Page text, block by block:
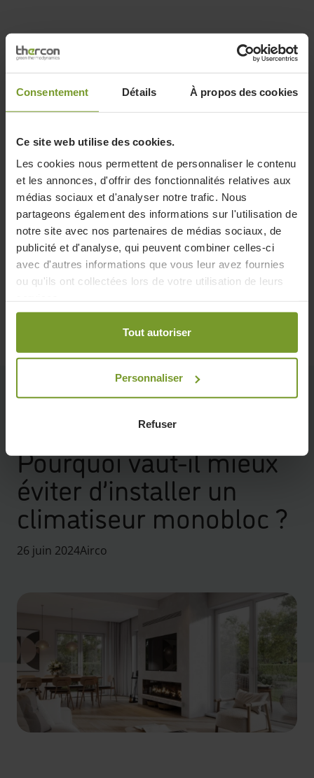
Consentement Détails À propos des cookies
Ce site web utilise des cookies.
Les cookies nous permettent de personnaliser le contenu
et les annonces, d'offrir des fonctionnalités relatives aux
médias sociaux et d'analyser notre trafic. Nous
partageons également des informations sur l'utilisation de
notre site avec nos partenaires de médias sociaux, de
publicité et d'analyse, qui peuvent combiner celles-ci
avec d'autres informations que vous leur avez fournies
ou qu'ils ont collectées lors de votre utilisation de leurs
Tout autoriser
Personnaliser
Refuser
Pourquoi vaut-il mieux
éviter d’installer un
climatiseur monobloc ?
26 juin 2024Airco